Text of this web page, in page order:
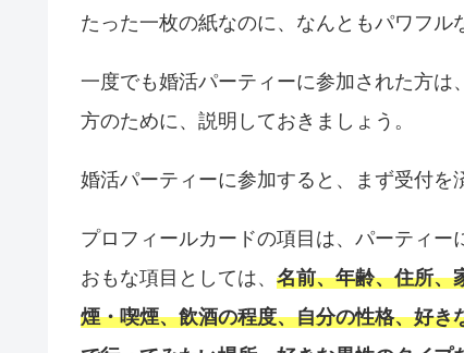
たった一枚の紙なのに、なんともパワフル
一度でも婚活パーティーに参加された方
方のために、説明しておきましょう。
婚活パーティーに参加すると、まず受付を
プロフィールカードの項目は、パーティー
おもな項目としては、 名前、年齢、住所、
煙・喫煙、飲酒の程度、自分の性格、好